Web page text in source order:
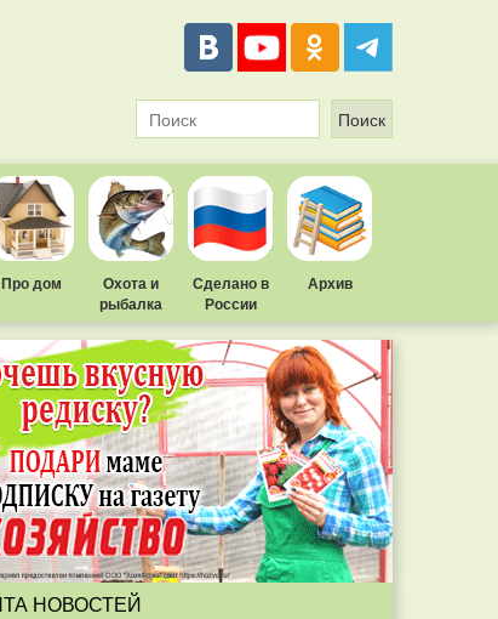
Про дом
Охота и
рыбалка
Сделано в
России
Архив
НОВОСТЕЙ